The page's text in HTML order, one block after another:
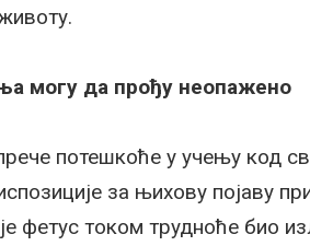
могу да прођу неопажено
потешкоће у учењу код
за њихову појаву
фетус током трудноће био